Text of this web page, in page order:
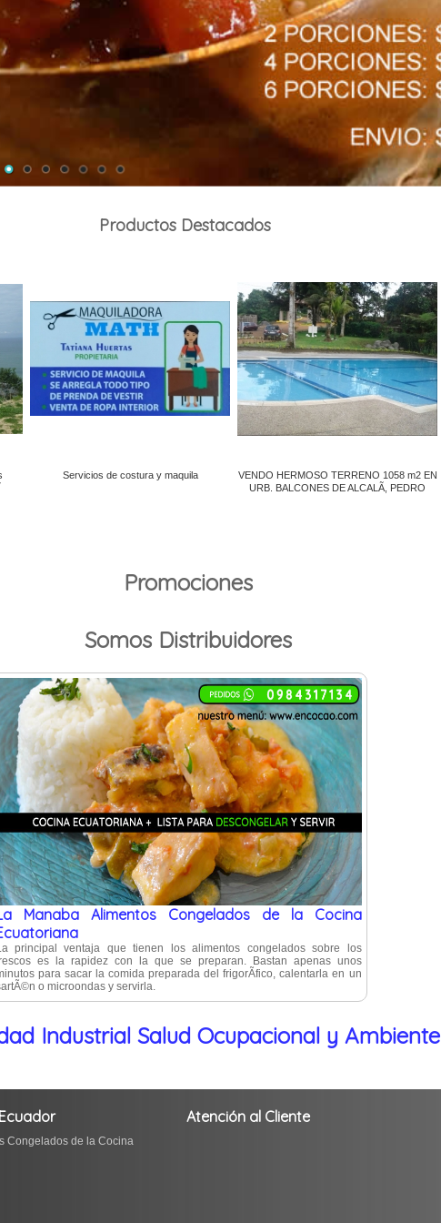
Productos Destacados
Promociones
Somos Distribuidores
Manaba Alimentos Congelados de la Cocina
principal ventaja que tienen los alimentos congelados sobre los
es la rapidez con la que se preparan. Bastan apenas unos
para sacar la comida preparada del frigorÃ­fico, calentarla en un
o microondas y servirla.
Industrial Salud Ocupacional y Ambiente
Congelados de la Cocina
Atención al Cliente